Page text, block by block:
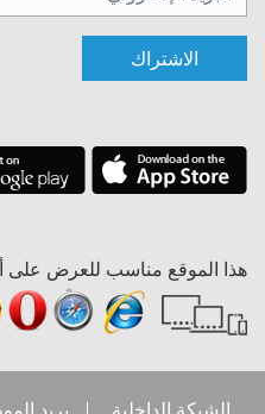
الاشتراك
هذا الموقع مناسب للعرض على